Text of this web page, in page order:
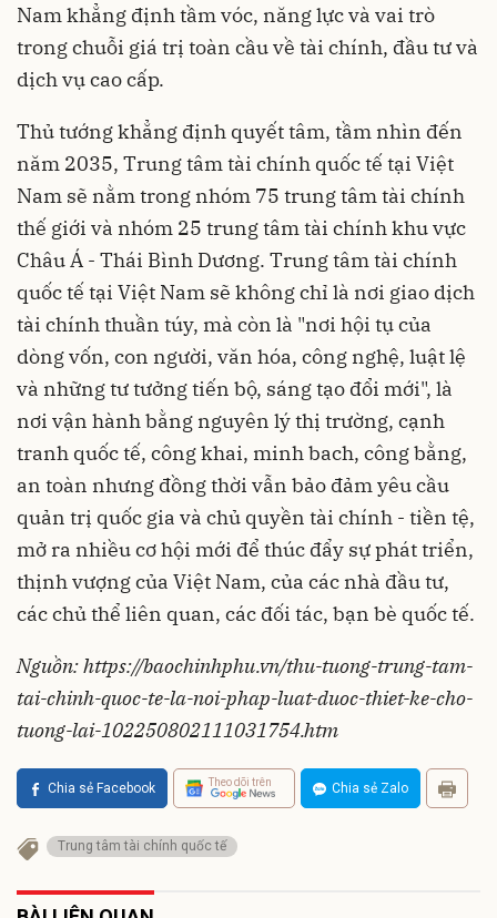
Nam khẳng định tầm vóc, năng lực và vai trò
trong chuỗi giá trị toàn cầu về tài chính, đầu tư và
dịch vụ cao cấp.
Thủ tướng khẳng định quyết tâm, tầm nhìn đến
năm 2035, Trung tâm tài chính quốc tế tại Việt
Nam sẽ nằm trong nhóm 75 trung tâm tài chính
thế giới và nhóm 25 trung tâm tài chính khu vực
Châu Á - Thái Bình Dương. Trung tâm tài chính
quốc tế tại Việt Nam sẽ không chỉ là nơi giao dịch
tài chính thuần túy, mà còn là "nơi hội tụ của
dòng vốn, con người, văn hóa, công nghệ, luật lệ
và những tư tưởng tiến bộ, sáng tạo đổi mới", là
nơi vận hành bằng nguyên lý thị trường, cạnh
tranh quốc tế, công khai, minh bach, công bằng,
an toàn nhưng đồng thời vẫn bảo đảm yêu cầu
quản trị quốc gia và chủ quyền tài chính - tiền tệ,
mở ra nhiều cơ hội mới để thúc đẩy sự phát triển,
thịnh vượng của Việt Nam, của các nhà đầu tư,
các chủ thể liên quan, các đối tác, bạn bè quốc tế.
Nguồn: https://baochinhphu.vn/thu-tuong-trung-tam-
tai-chinh-quoc-te-la-noi-phap-luat-duoc-thiet-ke-cho-
tuong-lai-102250802111031754.htm
Chia sẻ Facebook Theo dõi trên Chia sẻ Zalo
Trung tâm tài chính quốc tế